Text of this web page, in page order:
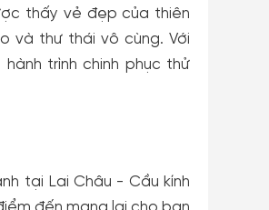
thấy vẻ đẹp của thiên
và thư thái vô cùng. Với
trình chinh phục thử
tại Lai Châu - Cầu kính